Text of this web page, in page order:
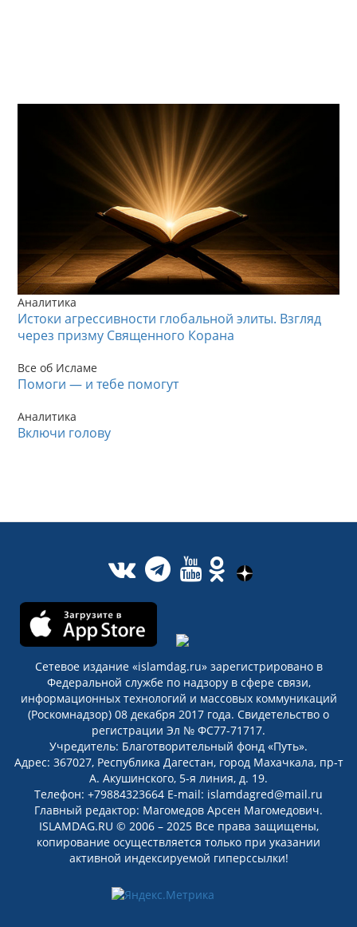
Аналитика
Истоки агрессивности глобальной элиты. Взгляд
через призму Священного Корана
Все об Исламе
Помоги — и тебе помогут
Аналитика
Включи голову
Сетевое издание «islamdag.ru» зарегистрировано в
Федеральной службе по надзору в сфере связи,
информационных технологий и массовых коммуникаций
(Роскомнадзор) 08 декабря 2017 года. Свидетельство о
регистрации Эл № ФС77-71717.
Учредитель: Благотворительный фонд «Путь».
Адрес: 367027, Республика Дагестан, город Махачкала, пр-т
А. Акушинского, 5-я линия, д. 19.
Телефон: +79884323664 E-mail: islamdagred@mail.ru
Главный редактор: Магомедов Арсен Магомедович.
ISLAMDAG.RU © 2006 – 2025 Все права защищены,
копирование осуществляется только при указании
активной индексируемой гиперссылки!